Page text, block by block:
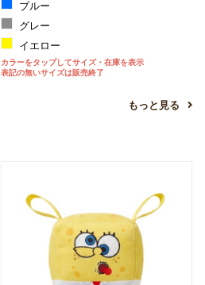
ブルー
グレー
イエロー
カラーをタップしてサイズ・在庫を表示
表記の無いサイズは販売終了
もっと見る